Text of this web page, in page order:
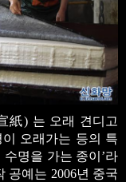
紙) 는 오래 견디고
오래가는 등의 특
수명을 가는 종이’라
공예는 2006년 중국